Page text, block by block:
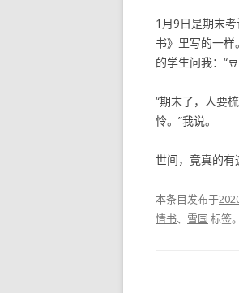
1月9日是期末
书》里写的一
的学生问我：“
“期末了，人要
怜。”我说。
世间，竟真的有
本条目发布于
情书、 雪国 标签。